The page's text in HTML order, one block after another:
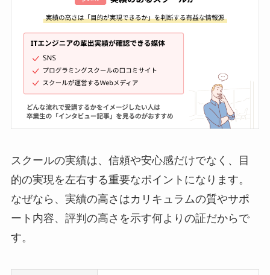
スクールの実績は、信頼や安心感だけでなく、目
的の実現を左右する重要なポイントになります。
なぜなら、実績の高さはカリキュラムの質やサポ
ート内容、評判の高さを示す何よりの証だからで
す。